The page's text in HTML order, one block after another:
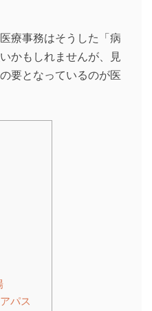
療事務はそうした「病
かもしれませんが、見
要となっているのが医
パス